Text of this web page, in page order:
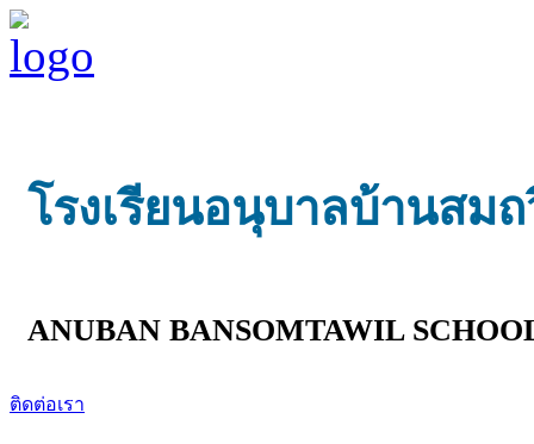
โรงเรียนอนุบาลบ้านสม
ANUBAN BANSOMTAWIL
ติดต่อเรา